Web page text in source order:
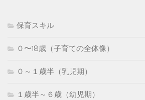
保育スキル
０〜18歳（子育ての全体像）
０～１歳半（乳児期）
１歳半～６歳（幼児期）